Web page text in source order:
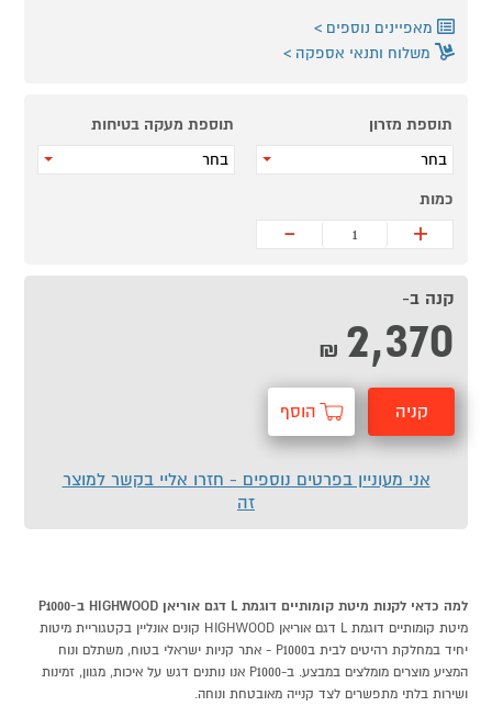
מאפיינים נוספים
משלוח ותנאי אספקה
תוספת מזרון
בחר
תוספת מעקה בטיחות
בחר
כמות
+
-
קנה ב-
2,370
₪
קניה הוסף
אני מעוניין בפרטים נוספים - חזרו אליי בקשר למוצר
זה
למה כדאי לקנות מיטת קומותיים דוגמת L דגם אוריאן HIGHWOOD ב-P1000
מיטת קומותיים דוגמת L דגם אוריאן HIGHWOOD קונים אונליין בקטגוריית מיטות
יחיד במחלקת רהיטים לבית בP1000 - אתר קניות ישראלי בטוח, משתלם ונוח
המציע מוצרים מומלצים במבצע. ב-P1000 אנו נותנים דגש על איכות, מגוון, זמינות
ושירות בלתי מתפשרים לצד קנייה מאובטחת ונוחה.